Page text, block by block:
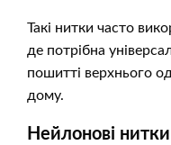
Такі нитки часто
де потрібна
пошитті верхнього
дому.
Нейлонові